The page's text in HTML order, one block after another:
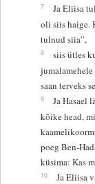
7
Ja Eliisa
oli siis haige.
tulnud siia”,
8
siis ütles
jumalamehele
saan terveks
9
Ja Hasael
kõike head,
poeg Ben-
küsima: Kas
10
Ja Eliisa